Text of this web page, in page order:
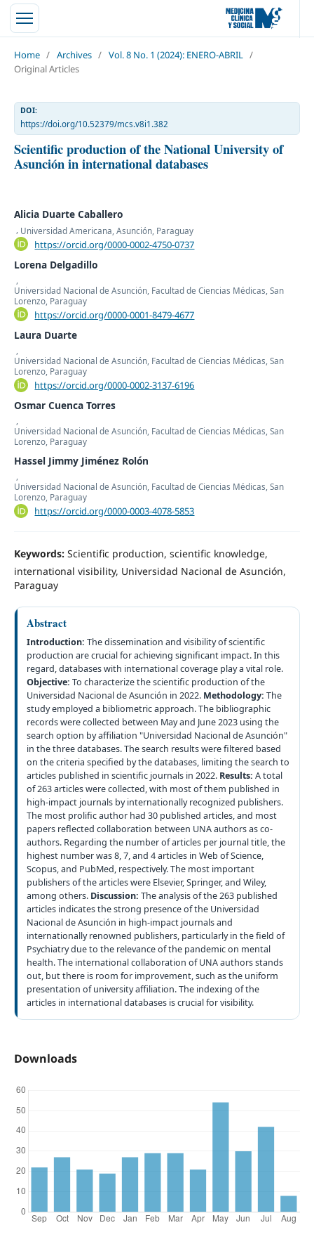
Home / Archives / Vol. 8 No. 1 (2024): ENERO-ABRIL /
Original Articles
DOI:
https://doi.org/10.52379/mcs.v8i1.382
Scientific production of the National University of
Asunción in international databases
Alicia Duarte Caballero
, Universidad Americana, Asunción, Paraguay
https://orcid.org/0000-0002-4750-0737
Lorena Delgadillo
Universidad Nacional de Asunción, Facultad de Ciencias Médicas, San
Lorenzo, Paraguay
https://orcid.org/0000-0001-8479-4677
Laura Duarte
Universidad Nacional de Asunción, Facultad de Ciencias Médicas, San
Lorenzo, Paraguay
https://orcid.org/0000-0002-3137-6196
Osmar Cuenca Torres
,
Universidad Nacional de Asunción, Facultad de Ciencias Médicas, San
Lorenzo, Paraguay
Hassel Jimmy Jiménez Rolón
,
Universidad Nacional de Asunción, Facultad de Ciencias Médicas, San
Lorenzo, Paraguay
https://orcid.org/0000-0003-4078-5853
Keywords: Scientific production, scientific knowledge,
international visibility, Universidad Nacional de Asunción,
Paraguay
Abstract
Introduction: The dissemination and visibility of scientific
production are crucial for achieving significant impact. In this
regard, databases with international coverage play a vital role.
Objective: To characterize the scientific production of the
Universidad Nacional de Asunción in 2022. Methodology: The
study employed a bibliometric approach. The bibliographic
records were collected between May and June 2023 using the
search option by affiliation "Universidad Nacional de Asunción"
in the three databases. The search results were filtered based
on the criteria specified by the databases, limiting the search to
articles published in scientific journals in 2022. Results: A total
of 263 articles were collected, with most of them published in
high-impact journals by internationally recognized publishers.
The most prolific author had 30 published articles, and most
papers reflected collaboration between UNA authors as co-
authors. Regarding the number of articles per journal title, the
highest number was 8, 7, and 4 articles in Web of Science,
Scopus, and PubMed, respectively. The most important
publishers of the articles were Elsevier, Springer, and Wiley,
among others. Discussion: The analysis of the 263 published
articles indicates the strong presence of the Universidad
Nacional de Asunción in high-impact journals and
internationally renowned publishers, particularly in the field of
Psychiatry due to the relevance of the pandemic on mental
health. The international collaboration of UNA authors stands
out, but there is room for improvement, such as the uniform
presentation of university affiliation. The indexing of the
articles in international databases is crucial for visibility.
Downloads